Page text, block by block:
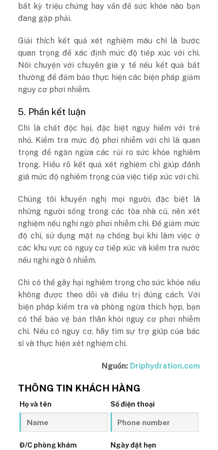
bất kỳ triệu chứng hay vấn đề sức khỏe nào bạn
đang gặp phải.
Giải thích kết quả xét nghiệm máu chì là bước
quan trọng để xác định mức độ tiếp xúc với chì.
Nói chuyện với chuyên gia y tế nếu kết quả bất
thường để đảm bảo thực hiện các biện pháp giảm
nguy cơ phơi nhiễm.
5. Phần kết luận
Chì là chất độc hại, đặc biệt nguy hiểm với trẻ
nhỏ. Kiểm tra mức độ phơi nhiễm với chì là quan
trọng để ngăn ngừa các rủi ro sức khỏe nghiêm
trọng. Hiểu rõ kết quả xét nghiệm chì giúp đánh
giá mức độ nghiêm trọng của việc tiếp xúc với chì.
Chúng tôi khuyến nghị mọi người, đặc biệt là
những người sống trong các tòa nhà cũ, nên xét
nghiệm nếu nghi ngờ phơi nhiễm chì. Để giảm mức
độ chì, sử dụng mặt nạ chống bụi khi làm việc ở
các khu vực có nguy cơ tiếp xúc và kiểm tra nước
nếu nghi ngờ ô nhiễm.
Chì có thể gây hại nghiêm trọng cho sức khỏe nếu
không được theo dõi và điều trị đúng cách. Với
biện pháp kiểm tra và phòng ngừa thích hợp, bạn
có thể bảo vệ bản thân khỏi nguy cơ phơi nhiễm
chì. Nếu có nguy cơ, hãy tìm sự trợ giúp của bác
sĩ và thực hiện xét nghiệm chì.
Nguồn: Driphydration.com
THÔNG TIN KHÁCH HÀNG
Họ và tên Số điện thoại
Đ/C phòng khám Ngày đặt hẹn